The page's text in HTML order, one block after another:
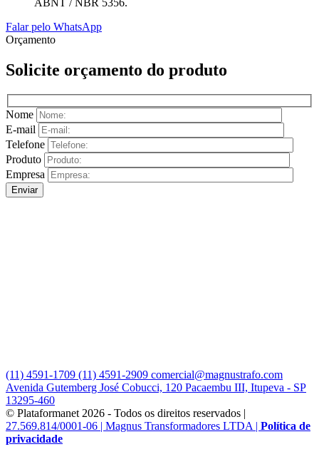
Falar pelo WhatsApp
Orçamento
Solicite orçamento do produto
Nome
E-mail
Telefone
Produto
Empresa
(11) 4591-1709 (11) 4591-2909 comercial@magnustrafo.com
Avenida Gutemberg José Cobucci, 120 Pacaembu III, Itupeva - SP
13295-460
© Plataformanet 2026 - Todos os direitos reservados |
27.569.814/0001-06 | Magnus Transformadores LTDA | Política de
privacidade